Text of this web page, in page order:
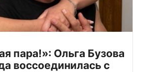
пара!»: Ольга Бузова
воссоединилась с